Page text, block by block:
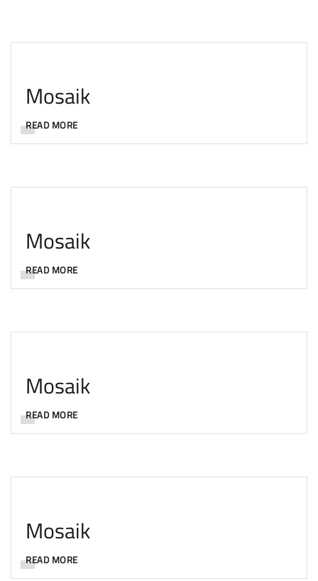
Mosaik
READ MORE
Mosaik
READ MORE
Mosaik
READ MORE
Mosaik
READ MORE